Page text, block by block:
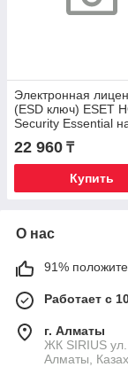
Электронная
(ESD ключ) ESET
Security Essential
22 960 ₸
Купить
О нас
91%
Работает с
г. Алматы
​ЖК SIRIUS​ ул.
Алматы,